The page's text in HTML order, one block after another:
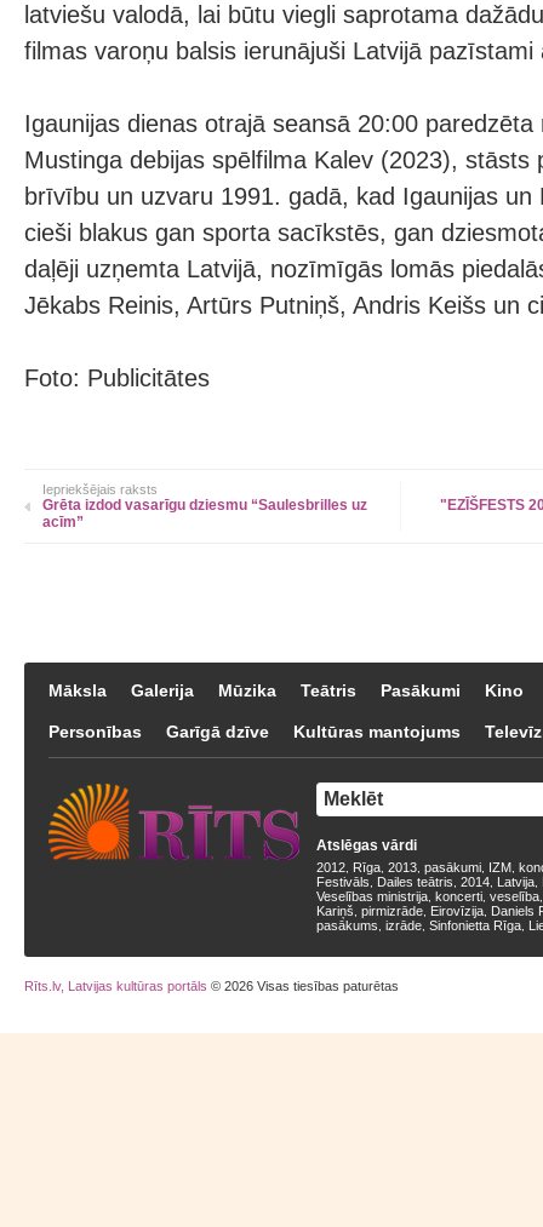
latviešu valodā, lai būtu viegli saprotama
filmas varoņu balsis ierunājuši Latvijā pazīstami
Igaunijas dienas otrajā seansā 20:00 paredzēta
Mustinga debijas spēlfilma Kalev (2023), stāsts
brīvību un uzvaru 1991. gadā, kad Igaunijas un
cieši blakus gan sporta sacīkstēs, gan
daļēji uzņemta Latvijā, nozīmīgās lomās
Jēkabs Reinis, Artūrs Putniņš, Andris Keišs un
Foto: Publicitātes
Iepriekšējais raksts
Grēta izdod vasarīgu dziesmu “Saulesbrilles uz
acīm”
"EZĪŠFESTS
Māksla Galerija Mūzika Teātris Pasākumi Kino
Personības Garīgā dzīve Kultūras mantojums
Atslēgas vārdi
2012 Rīga 2013 pasākumi IZM
Festivāls
Dailes teātris 2014 Latvija
Veselības ministrija koncerti veselība
Kariņš pirmizrāde Eirovīzija Daniels
pasākums izrāde Sinfonietta Rīga
Rīts.lv, Latvijas kultūras portāls © 2026 Visas tiesības paturētas